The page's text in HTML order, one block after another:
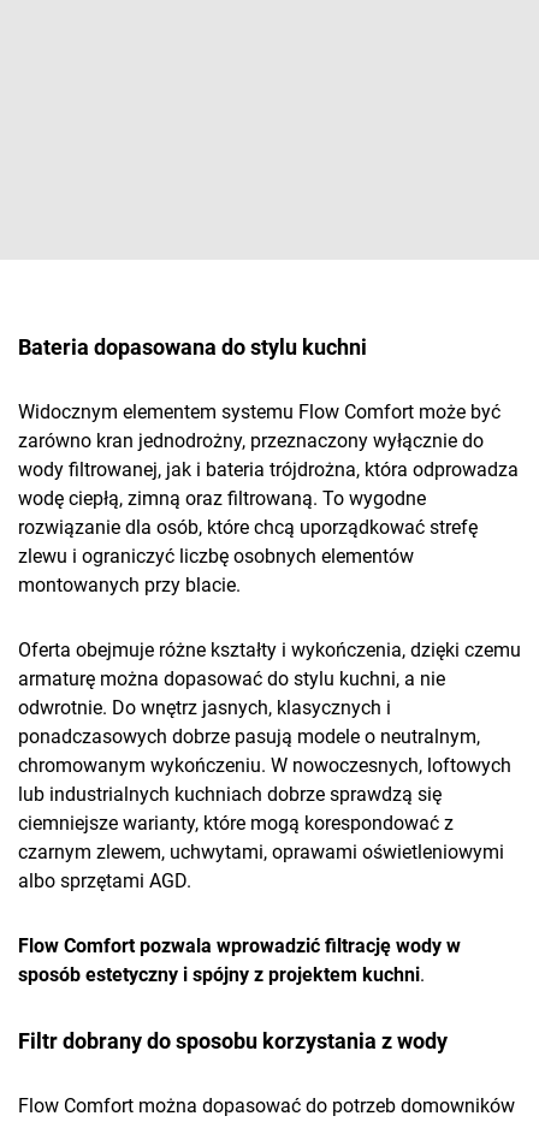
Bateria dopasowana do stylu kuchni
Widocznym elementem systemu Flow Comfort może być
zarówno kran jednodrożny, przeznaczony wyłącznie do
wody filtrowanej, jak i bateria trójdrożna, która odprowadza
wodę ciepłą, zimną oraz filtrowaną. To wygodne
rozwiązanie dla osób, które chcą uporządkować strefę
zlewu i ograniczyć liczbę osobnych elementów
montowanych przy blacie.
Oferta obejmuje różne kształty i wykończenia, dzięki czemu
armaturę można dopasować do stylu kuchni, a nie
odwrotnie. Do wnętrz jasnych, klasycznych i
ponadczasowych dobrze pasują modele o neutralnym,
chromowanym wykończeniu. W nowoczesnych, loftowych
lub industrialnych kuchniach dobrze sprawdzą się
ciemniejsze warianty, które mogą korespondować z
czarnym zlewem, uchwytami, oprawami oświetleniowymi
albo sprzętami AGD.
Flow Comfort pozwala wprowadzić filtrację wody w
sposób estetyczny i spójny z projektem kuchni.
Filtr dobrany do sposobu korzystania z wody
Flow Comfort można dopasować do potrzeb domowników